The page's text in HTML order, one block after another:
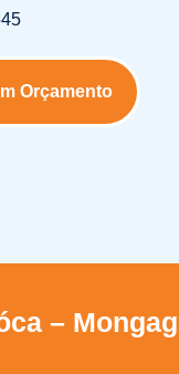
Orçamento
–